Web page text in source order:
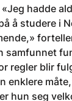
hadde
å studere i
samfunnet
regler blir
enklere
hun seg